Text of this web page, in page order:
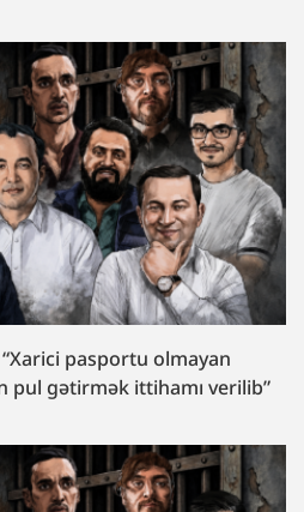
“Xarici pasportu olmayan
pul gətirmək ittihamı verilib”